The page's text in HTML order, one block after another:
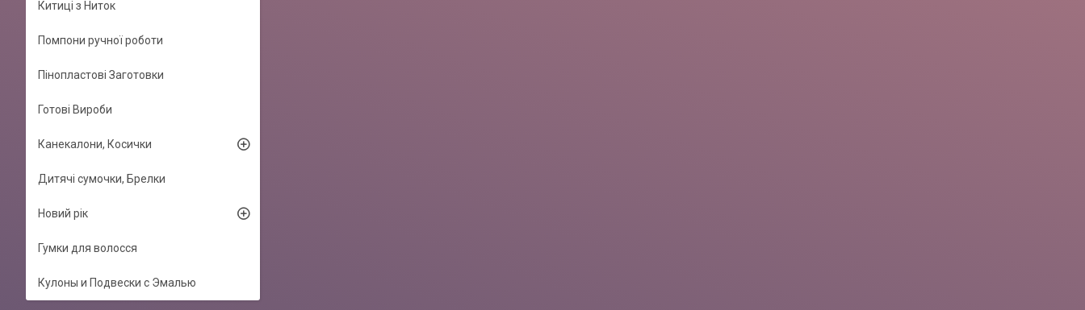
Китиці з Ниток
Помпони ручної роботи
Пінопластові Заготовки
Готові Вироби
Канекалони, Косички
Дитячі сумочки, Брелки
Новий рік
Гумки для волосся
Кулоны и Подвески с Эмалью